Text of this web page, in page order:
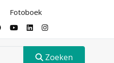
Fotoboek
Zoeken